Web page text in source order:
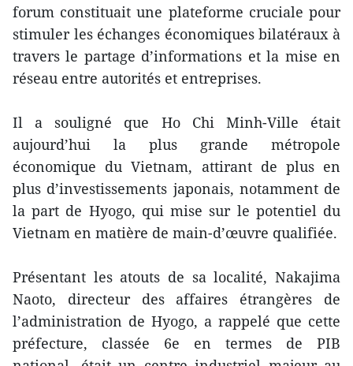
forum constituait une plateforme cruciale pour
stimuler les échanges économiques bilatéraux à
travers le partage d’informations et la mise en
réseau entre autorités et entreprises.
Il a souligné que Ho Chi Minh-Ville était
aujourd’hui la plus grande métropole
économique du Vietnam, attirant de plus en
plus d’investissements japonais, notamment de
la part de Hyogo, qui mise sur le potentiel du
Vietnam en matière de main-d’œuvre qualifiée.
Présentant les atouts de sa localité, Nakajima
Naoto, directeur des affaires étrangères de
l’administration de Hyogo, a rappelé que cette
préfecture, classée 6e en termes de PIB